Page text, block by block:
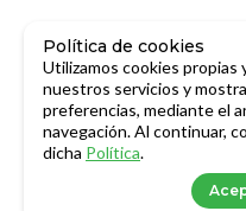
Política de cookies
Utilizamos cookies propias
nuestros servicios y
preferencias, mediante el
navegación. Al continuar,
dicha Política.